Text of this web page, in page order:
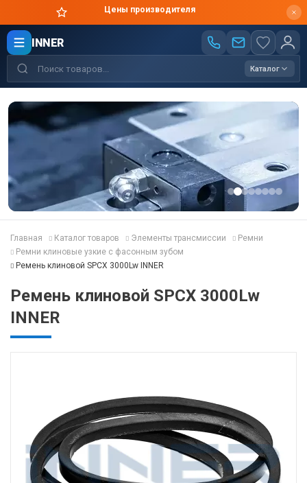
Цены производителя
INNER
Каталог
Главная Каталог товаров Элементы трансмиссии
Ремни
Ремни клиновые узкие с фасонным зубом
Ремень клиновой SPCX 3000Lw INNER
Ремень клиновой SPCX 3000Lw
INNER